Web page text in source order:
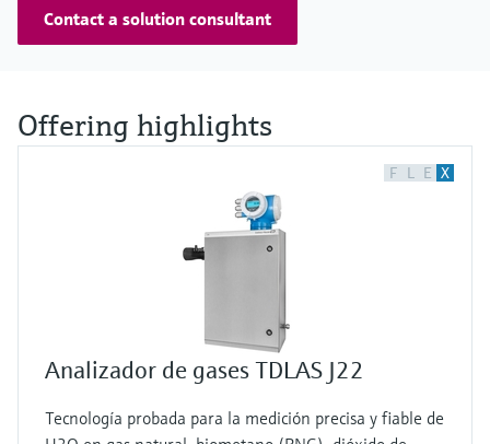
Contact a solution consultant
Offering highlights
F L E X
Analizador de gases TDLAS J22
Tecnología probada para la medición precisa y fiable de